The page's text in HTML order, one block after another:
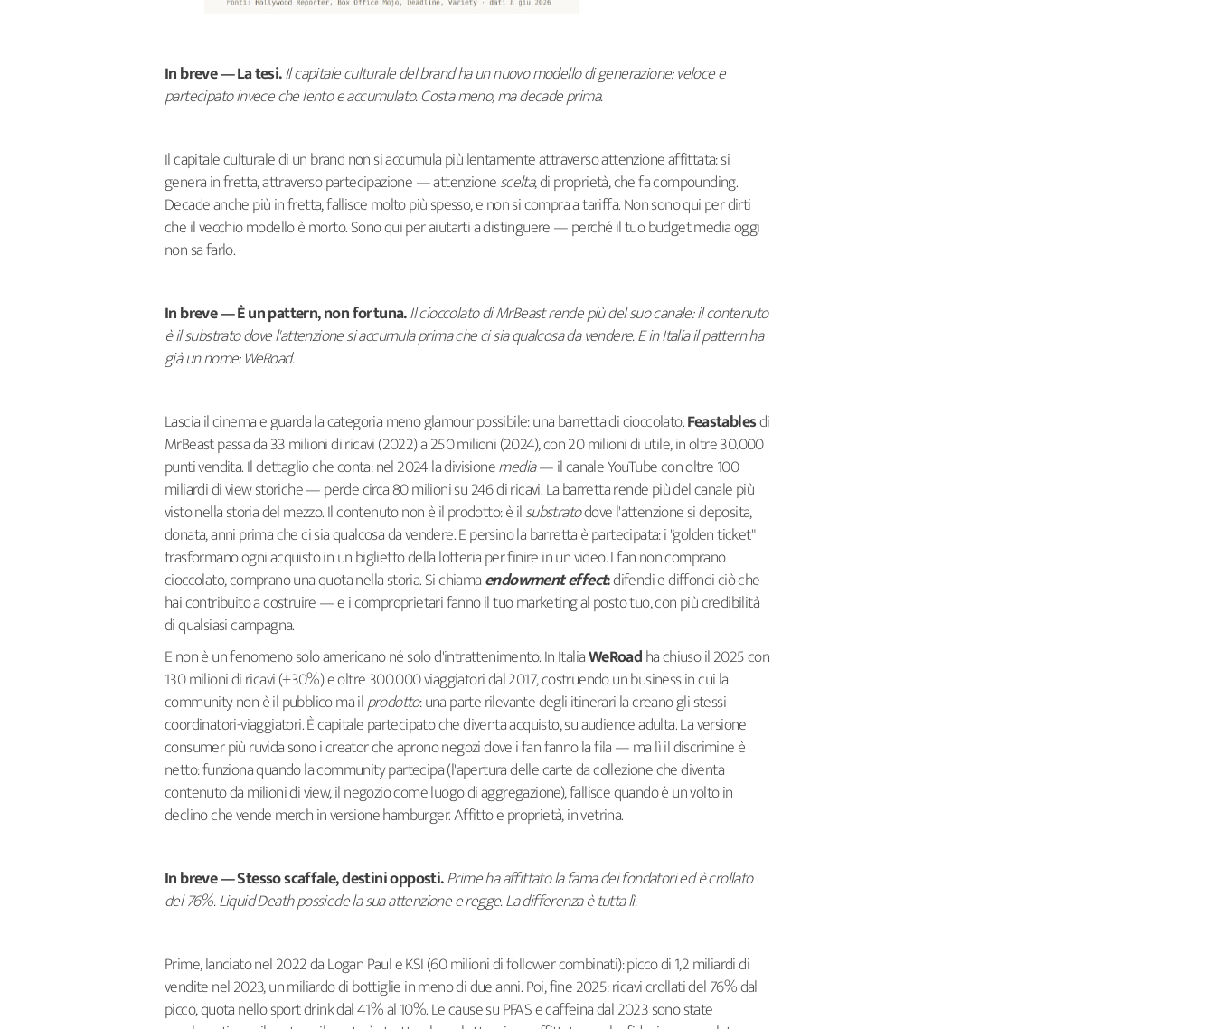
In breve — La tesi.Il capitale culturale del brand ha un nuovo modello di generazione: veloce e
partecipato invece che lento e accumulato. Costa meno, ma decade prima.
Il capitale culturale di un brand non si accumula più lentamente attraverso attenzione affittata: si
genera in fretta, attraverso partecipazione — attenzionescelta, di proprietà, che fa compounding.
Decade anche più in fretta, fallisce molto più spesso, e non si compra a tariffa. Non sono qui per dirti
che il vecchio modello è morto. Sono qui per aiutarti a distinguere — perché il tuo budget media oggi
non sa farlo.
In breve — È un pattern, non fortuna.Il cioccolato di MrBeast rende più del suo canale: il contenuto
è il substrato dove l'attenzione si accumula prima che ci sia qualcosa da vendere. E in Italia il pattern ha
già un nome: WeRoad.
Lascia il cinema e guarda la categoria meno glamour possibile: una barretta di cioccolato.Feastablesdi
MrBeast passa da 33 milioni di ricavi (2022) a 250 milioni (2024), con 20 milioni di utile, in oltre 30.000
punti vendita. Il dettaglio che conta: nel 2024 la divisionemedia— il canale YouTube con oltre 100
miliardi di view storiche — perde circa 80 milioni su 246 di ricavi. La barretta rende più del canale più
visto nella storia del mezzo. Il contenuto non è il prodotto: è ilsubstratodove l'attenzione si deposita,
donata, anni prima che ci sia qualcosa da vendere. E persino la barretta è partecipata: i "golden ticket"
trasformano ogni acquisto in un biglietto della lotteria per finire in un video. I fan non comprano
cioccolato, comprano una quota nella storia. Si chiamaendowment effect:difendi e diffondi ciò che
hai contribuito a costruire — e i comproprietari fanno il tuo marketing al posto tuo, con più credibilità
di qualsiasi campagna.
E non è un fenomeno solo americano né solo d'intrattenimento. In ItaliaWeRoadha chiuso il 2025 con
130 milioni di ricavi (+30%) e oltre 300.000 viaggiatori dal 2017, costruendo un business in cui la
community non è il pubblico ma ilprodotto: una parte rilevante degli itinerari la creano gli stessi
coordinatori-viaggiatori. È capitale partecipato che diventa acquisto, su audience adulta. La versione
consumer più ruvida sono i creator che aprono negozi dove i fan fanno la fila — ma lì il discrimine è
netto: funziona quando la community partecipa (l'apertura delle carte da collezione che diventa
contenuto da milioni di view, il negozio come luogo di aggregazione), fallisce quando è un volto in
declino che vende merch in versione hamburger. Affitto e proprietà, in vetrina.
In breve — Stesso scaffale, destini opposti.Prime ha affittato la fama dei fondatori ed è crollato
del 76%. Liquid Death possiede la sua attenzione e regge. La differenza è tutta lì.
Prime, lanciato nel 2022 da Logan Paul e KSI (60 milioni di follower combinati): picco di 1,2 miliardi di
vendite nel 2023, un miliardo di bottiglie in meno di due anni. Poi, fine 2025: ricavi crollati del 76% dal
picco, quota nello sport drink dal 41% al 10%. Le cause su PFAS e caffeina dal 2023 sono state